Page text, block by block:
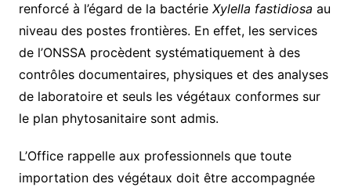
renforcé à l’égard de la bactérie Xylella fastidiosa au
niveau des postes frontières. En effet, les services
de l’ONSSA procèdent systématiquement à des
contrôles documentaires, physiques et des analyses
de laboratoire et seuls les végétaux conformes sur
le plan phytosanitaire sont admis.
L’Office rappelle aux professionnels que toute
importation des végétaux doit être accompagnée